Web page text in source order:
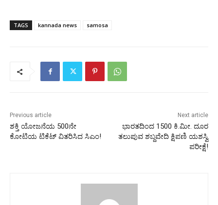
TAGS kannada news samosa
Previous article
ಶಕ್ತಿ ಯೋಜನೆಯ 500ನೇ
ಕೋಟಿಯ ಟಿಕೆಟ್ ವಿತರಿಸಿದ ಸಿಎಂ!
Next article
ಭಾರತದಿಂದ 1500 ಕಿ.ಮೀ. ದೂರ
ತಲುಪುವ ಶಬ್ದವೇದಿ ಕ್ಷಿಪಣಿ ಯಶಸ್ವಿ
ಪರೀಕ್ಷೆ!